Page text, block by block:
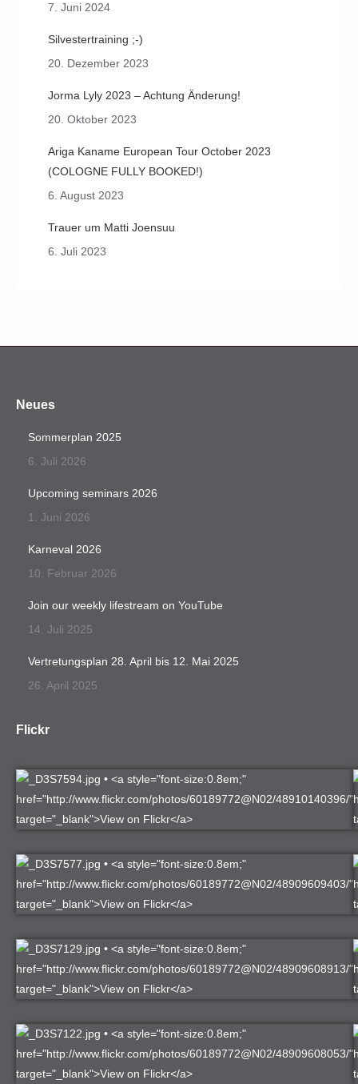
7. Juni 2024
Silvestertraining ;-)
20. Dezember 2023
Jorma Lyly 2023 – Achtung Änderung!
20. Oktober 2023
Ariga Kaname European Tour October 2023
(COLOGNE FULLY BOOKED!)
6. August 2023
Trauer um Matti Joensuu
6. Juli 2023
Neues
Sommerplan 2025
6. Juli 2026
Upcoming seminars 2026
1. Juni 2026
Karneval 2026
10. Februar 2026
Join our weekly lifestream on YouTube
14. Juli 2025
Vertretungsplan 28. April bis 12. Mai 2025
26. April 2025
Flickr